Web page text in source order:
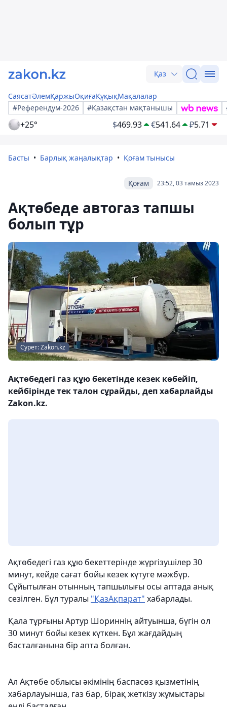
Қаз
СаясатӘлемҚаржыОқиғаҚұқықМақалалар
#Референдум-2026
#Қазақстан мақтанышы
+25° $469.93 €541.64 ₽5.71
Басты Барлық жаңалықтар Қоғам тынысы
23:52, 03 тамыз 2023
Қоғам
Ақтөбеде автогаз тапшы
болып тұр
Сурет: Zakon.kz
Ақтөбедегі газ құю бекетінде кезек көбейіп,
кейбірінде тек талон сұрайды, деп хабарлайды
Zakon.kz.
Ақтөбедегі газ құю бекеттерінде жүргізушілер 30
минут, кейде сағат бойы кезек күтуге мәжбүр.
Сұйытылған отынның тапшылығы осы аптада анық
сезілген. Бұл туралы "ҚазАқпарат" хабарлады.
Қала тұрғыны Артур Шориннің айтуынша, бүгін ол
30 минут бойы кезек күткен. Бұл жағдайдың
басталғанына бір апта болған.
Ал Ақтөбе облысы әкімінің баспасөз қызметінің
хабарлауынша, газ бар, бірақ жеткізу жұмыстары